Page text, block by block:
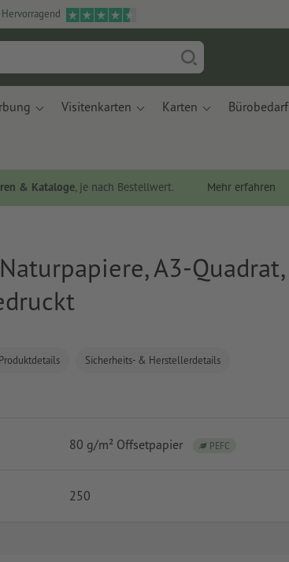
Visitenkarten Karten Bürobedarf
& Kataloge, je nach Bestellwert. Mehr erfahren
A3-Quadrat,
Produktdetails Sicherheits- & Herstellerdetails
80 g/m² Offsetpapier PEFC
250